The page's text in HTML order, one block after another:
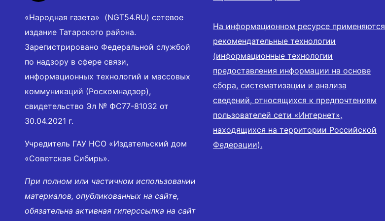
«Народная газета» (NGT54.RU) сетевое
издание Татарского района.
Зарегистрировано Федеральной службой
по надзору в сфере связи,
информационных технологий и массовых
коммуникаций (Роскомнадзор),
свидетельство Эл № ФС77-81032 от
30.04.2021 г.
Учредитель ГАУ НСО «Издательский дом
«Советская Сибирь».
При полном или частичном использовании
материалов, опубликованных на сайте,
обязательна активная гиперссылка на сайт
На информационном ресурсе применяются
рекомендательные технологии
(информационные технологии
предоставления информации на основе
сбора, систематизации и анализа
сведений, относящихся к предпочтениям
пользователей сети «Интернет»,
находящихся на территории Российской
Федерации).